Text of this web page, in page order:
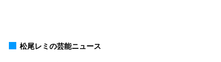
松尾レミの芸能ニュース